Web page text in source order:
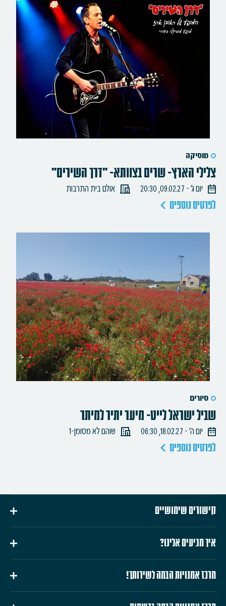
מוסיקה
צלילי הארץ- שרים בצוותא- "דרך השירים"
יום ג׳ - 09.02.27, 20:30 אולם בית התרבות
לפרטים נוספים
סיורים
שביל ישראל לייט- מיער יתיר למיתר
יום ה׳ - 18.02.27, 06:30 שוהם לא מסומן-1
לפרטים נוספים
קישורים שימושיים
איך מגיעים אלינו?
מרכז אמנויות הבמה לשירותך!